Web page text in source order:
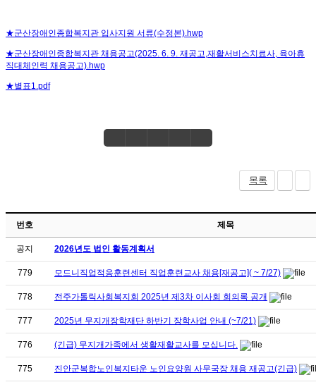
★군산장애인종합복지관 입사지원 서류(수정본).hwp
★군산장애인종합복지관 채용공고(2025. 6. 9. 재공고,재활서비스치료사, 육아휴
직대체인력 채용공고).hwp
★별표1.pdf
목록
번호 제목
공지 2026년도 법인 활동계획서
779 모드니직업적응훈련센터 직업훈련교사 채용[재공고]( ~ 7/27)
778 전주가톨릭사회복지회 2025년 제3차 이사회 회의록 공개
777 2025년 무지개장학재단 하반기 장학사업 안내 (~7/21)
776 (긴급) 무지개가족에서 생활재활교사를 모십니다.
775 진안군복합노인복지타운 노인요양원 사무국장 채용 재공고(긴급)